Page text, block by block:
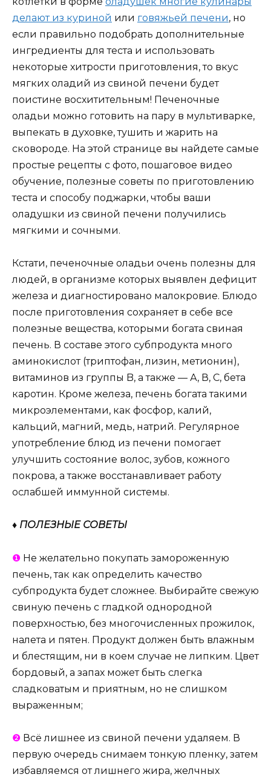
делают из куриной или говяжьей печени, но
если правильно подобрать дополнительные
ингредиенты для теста и использовать
некоторые хитрости приготовления, то вкус
мягких оладий из свиной печени будет
поистине восхитительным! Печеночные
оладьи можно готовить на пару в мультиварке,
выпекать в духовке, тушить и жарить на
сковороде. На этой странице вы найдете самые
простые рецепты с фото, пошаговое видео
обучение, полезные советы по приготовлению
теста и способу поджарки, чтобы ваши
оладушки из свиной печени получились
мягкими и сочными.
Кстати, печеночные оладьи очень полезны для
людей, в организме которых выявлен дефицит
железа и диагностировано малокровие. Блюдо
после приготовления сохраняет в себе все
полезные вещества, которыми богата свиная
печень. В составе этого субпродукта много
аминокислот (триптофан, лизин, метионин),
витаминов из группы B, а также — А, В, С, бета
каротин. Кроме железа, печень богата такими
микроэлементами, как фосфор, калий,
кальций, магний, медь, натрий. Регулярное
употребление блюд из печени помогает
улучшить состояние волос, зубов, кожного
покрова, а также восстанавливает работу
ослабшей иммунной системы.
♦ ПОЛЕЗНЫЕ СОВЕТЫ
❶ Не желательно покупать замороженную
печень, так как определить качество
субпродукта будет сложнее. Выбирайте свежую
свиную печень с гладкой однородной
поверхностью, без многочисленных прожилок,
налета и пятен. Продукт должен быть влажным
и блестящим, ни в коем случае не липким. Цвет
бордовый, а запах может быть слегка
сладковатым и приятным, но не слишком
выраженным;
❷ Всё лишнее из свиной печени удаляем. В
первую очередь снимаем тонкую пленку, затем
избавляемся от лишнего жира, желчных